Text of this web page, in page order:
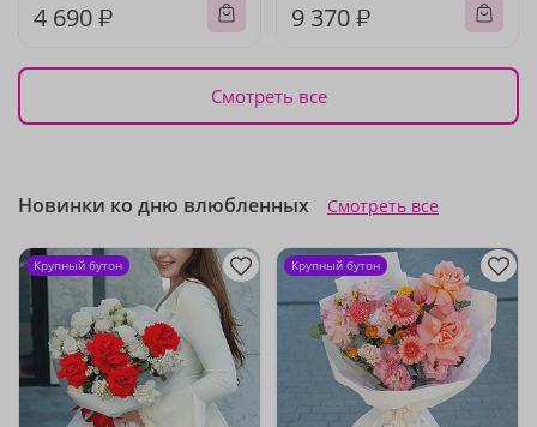
4 690 ₽ 9 370 ₽
Смотреть все
Новинки ко дню влюбленных Смотреть все
Крупный бутон Крупный бутон